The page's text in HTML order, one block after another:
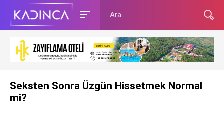
Seksten Sonra Üzgün Hissetmek Normal
mi?